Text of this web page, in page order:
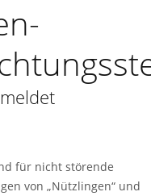
für nicht störende
von „Nützlingen“ und